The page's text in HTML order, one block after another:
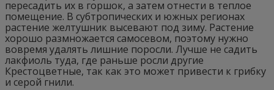
пересадить их в горшок, а затем отнести в теплое
помещение. В субтропических и южных регионах
растение желтушник высевают под зиму. Растение
хорошо размножается самосевом, поэтому нужно
вовремя удалять лишние поросли. Лучше не садить
лакфиоль туда, где раньше росли другие
Крестоцветные, так как это может привести к грибку
и серой гнили.